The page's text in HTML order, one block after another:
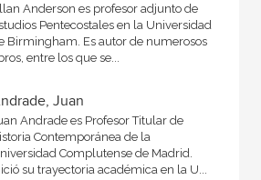
Anderson es profesor adjunto de
Pentecostales en la Universidad
Birmingham. Es autor de numerosos
entre los que se...
Juan
Andrade es Profesor Titular de
Contemporánea de la
Complutense de Madrid.
su trayectoria académica en la U...